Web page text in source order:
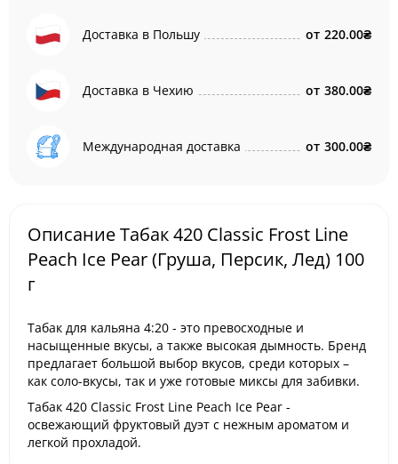
Доставка в Польшу от 220.00₴
Доставка в Чехию от 380.00₴
Международная доставка от 300.00₴
Описание Табак 420 Classic Frost Line
Peach Ice Pear (Груша, Персик, Лед) 100
г
Табак для кальяна 4:20 - это превосходные и
насыщенные вкусы, а также высокая дымность. Бренд
предлагает большой выбор вкусов, среди которых –
как соло-вкусы, так и уже готовые миксы для забивки.
Табак 420 Classic Frost Line Peach Ice Pear -
освежающий фруктовый дуэт с нежным ароматом и
легкой прохладой.